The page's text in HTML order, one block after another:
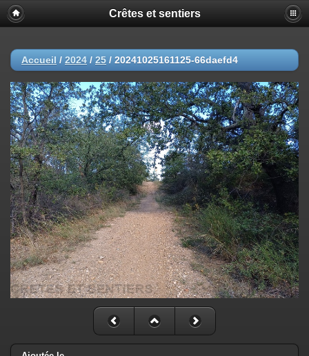
Crêtes et sentiers
Accueil / 2024 / 25 / 20241025161125-66daefd4